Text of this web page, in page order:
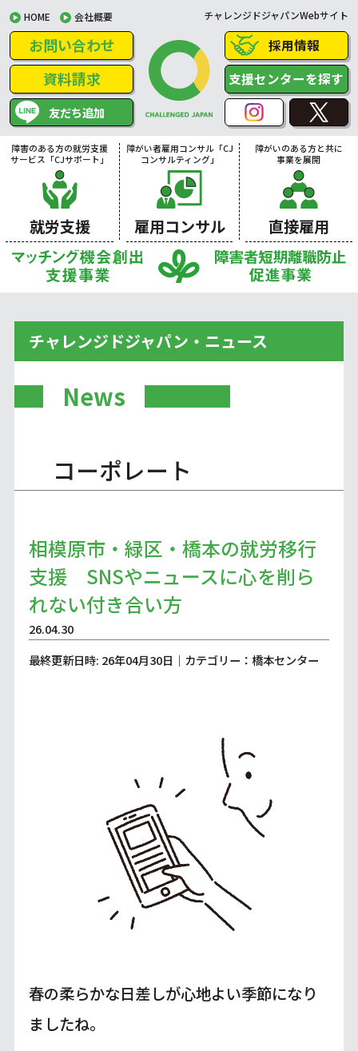
HOME 会社概要 チャレンジドジャパンWebサイト
お問い合わせ
資料請求
友だち追加
採用情報
支援センターを探す
障害のある方の就労支援
サービス「CJサポート」
就労支援
障がい者雇用コンサル「CJ
コンサルティング」
雇用コンサル
障がいのある方と共に
事業を展開
直接雇用
チャレンジドジャパン・ニュース
News
コーポレート
相模原市・緑区・橋本の就労移行
支援 SNSやニュースに心を削ら
れない付き合い方
26.04.30
最終更新日時: 26年04月30日｜カテゴリー：橋本センター
春の柔らかな日差しが心地よい季節になり
ましたね。